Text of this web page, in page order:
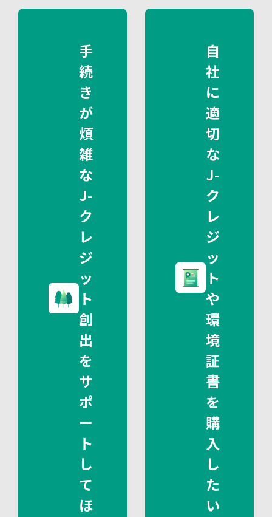
手
続
き
が
煩
雑
な
J-
ク
レ
ジ
ッ
ト
創
出
を
サ
ポ
ー
ト
し
て
ほ
自
社
に
適
切
な
J-
ク
レ
ジ
ッ
ト
や
環
境
証
書
を
購
入
し
た
い